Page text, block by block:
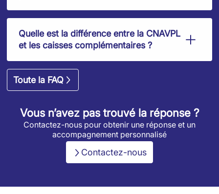
Quelle est la différence entre la CNAVPL
et les caisses complémentaires ?
Toute la FAQ
Vous n’avez pas trouvé la réponse ?
Contactez-nous pour obtenir une réponse et un
accompagnement personnalisé
Contactez-nous